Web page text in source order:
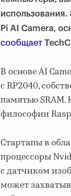
Pi AI Camera,
сообщает
В основе AI
с RP2040,
памятью SRAM.
философии
Стартапы в
процессоры
с датчиком
может